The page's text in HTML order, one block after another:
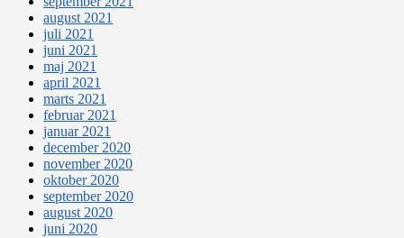
august 2021
juli 2021
juni 2021
maj 2021
april 2021
marts 2021
februar 2021
januar 2021
december 2020
november 2020
oktober 2020
september 2020
august 2020
juni 2020